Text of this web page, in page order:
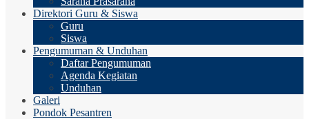
Direktori Guru & Siswa
Guru
Siswa
Pengumuman & Unduhan
Daftar Pengumuman
Agenda Kegiatan
Unduhan
Galeri
Pondok Pesantren